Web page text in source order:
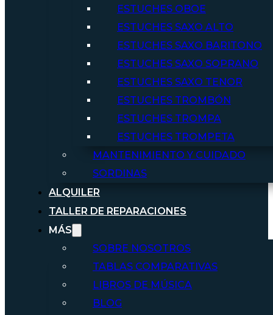
ESTUCHES OBOE
ESTUCHES SAXO ALTO
ESTUCHES SAXO BARITONO
ESTUCHES SAXO SOPRANO
ESTUCHES SAXO TENOR
ESTUCHES TROMBÓN
ESTUCHES TROMPA
ESTUCHES TROMPETA
MANTENIMIENTO Y CUIDADO
SORDINAS
ALQUILER
TALLER DE REPARACIONES
MÁS
SOBRE NOSOTROS
TABLAS COMPARATIVAS
LIBROS DE MÚSICA
BLOG